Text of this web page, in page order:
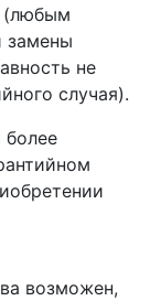
(любым
замены
не
случая).
более
возможен,